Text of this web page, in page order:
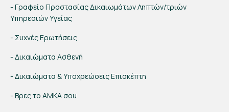
- Γραφείο Προστασίας Δικαιωμάτων Ληπτών/τριών
Υπηρεσιών Υγείας
- Συχνές Ερωτήσεις
- Δικαιώματα Ασθενή
- Δικαιώματα & Υποχρεώσεις Επισκέπτη
- Βρες το ΑΜΚΑ σου